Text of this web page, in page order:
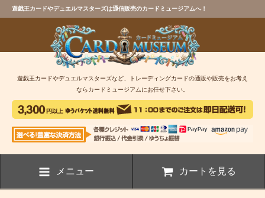
遊戯王カードやデュエルマスターズは通信販売のカードミュージアムへ！
遊戯王カードやデュエルマスターズなど、トレーディングカードの通販や販売をお考え
ならカードミュージアムにお任せ下さい。
メニュー カートを見る